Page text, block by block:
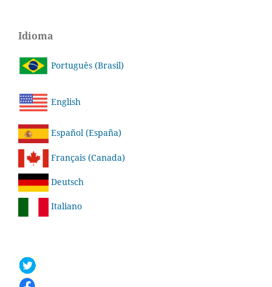
Idioma
Português (Brasil)
English
Español (España)
Français (Canada)
Deutsch
Italiano